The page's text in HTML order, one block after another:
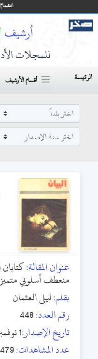
للمجلات
الرئيسة أقسام الأرشيف
عنوان المقالة:كتابان
منعطف أسلوبي
بقلم:ليلى العثمان
رقم العدد:448
تاريخ الإصدار:1 نوفمبر 2007
عدد المشاهدات:479